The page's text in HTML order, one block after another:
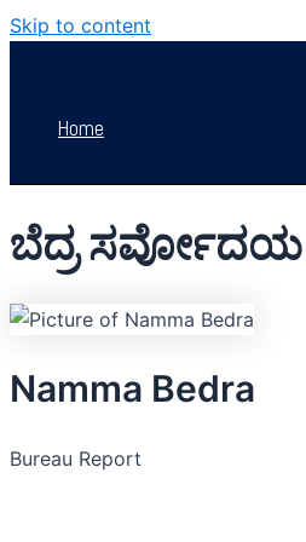
Skip to content
Home
ಬೆದ್ರ ಸರ್ವೋದಯ
Namma Bedra
Bureau Report